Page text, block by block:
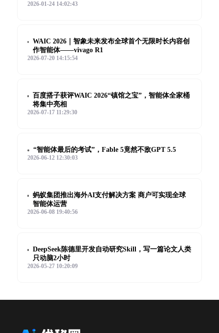
2026-01-24 14:02:43
WAIC 2026｜智象未来发布全球首个无限时长内容创
作智能体——vivago R1
2026-07-20 14:15:54
百度搭子获评WAIC 2026“镇馆之宝”，智能体全家桶
将集中亮相
2026-07-17 11:29:30
“智能体最后的考试”，Fable 5竟然不敌GPT 5.5
2026-06-12 12:30:03
蚂蚁集团推出海外AI支付解决方案 商户可实现全球
智能体运营
2026-06-08 19:40:56
DeepSeek陈德里开发自动研究Skill，写一篇论文人类
只动脑2小时
2026-05-27 10:20:09